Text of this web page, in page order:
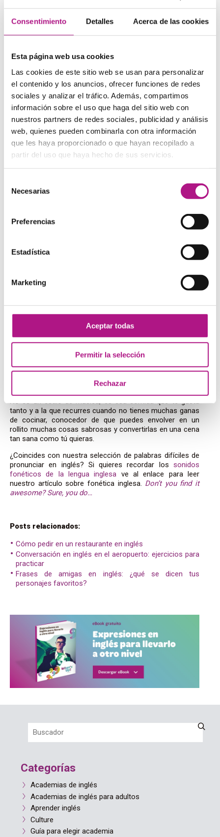
Consentimiento Detalles Acerca de las cookies
Esta página web usa cookies
Las cookies de este sitio web se usan para personalizar
el contenido y los anuncios, ofrecer funciones de redes
sociales y analizar el tráfico. Además, compartimos
información sobre el uso que haga del sitio web con
nuestros partners de redes sociales, publicidad y análisis
web, quienes pueden combinarla con otra información
que les haya proporcionado o que hayan recopilado a
partir del uso que haya hecho de sus servicios.
Necesarias
Preferencias
Estadística
Marketing
Aceptar todas
Permitir la selección
Rechazar
A veces te preguntas cómo es posible que de tantas
7. Girl: [ˈg3ːrl]
Esta es una de esas palabras que se convierten en el
símbolo de una generación. ¿Quién no ha bromeado a
veces usando palabras del inglés dentro de su discurso en
castellano. ¿Quién no conoce a alguien que pronuncia un
exagerado [ˈg333333ːrl] cuando ve algo impresionante y
estiloso? Todos usamos algunas pronunciaciones
curiosas del inglés para poner un poco de humor a
nuestro día a día. ¡No te cortes! ¡También cuenta como
Esta palabra seguro que te suena gracias a la serie que
barbaridad no pronunciar todas las vocales que
encontramos en esta palabra. Nos parece tan
lógicamente silábica que nos cuesta contenernos y
pronunciarla debidamente. la combinación de estas dos
vocales ([ɛ] y [ə]), es algo que nos proporciona una buena
pronunciación en muchas ocasiones.
10. Wrap: [ˈræp]
tanto y a la que recurres cuando no tienes muchas ganas
de cocinar, conocedor de que puedes envolver en un
rollito muchas cosas sabrosas y convertirlas en una cena
tan sana como tú quieras.
¿Coincides con nuestra selección de palabras difíciles de
pronunciar en inglés? Si quieres recordar los sonidos
fonéticos de la lengua inglesa ve al enlace para leer
nuestro artículo sobre fonética inglesa. Don’t you find it
awesome? Sure, you do…
Posts relacionados:
Cómo pedir en un restaurante en inglés
Conversación en inglés en el aeropuerto: ejercicios para
practicar
Frases de amigas en inglés: ¿qué se dicen tus
personajes favoritos?
Categorías
Academias de inglés
Academias de inglés para adultos
Aprender inglés
Culture
Guía para elegir academia